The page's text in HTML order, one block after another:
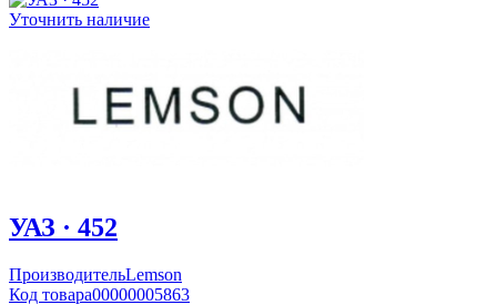
Уточнить наличие
УАЗ · 452
ПроизводительLemson
Код товара00000005863